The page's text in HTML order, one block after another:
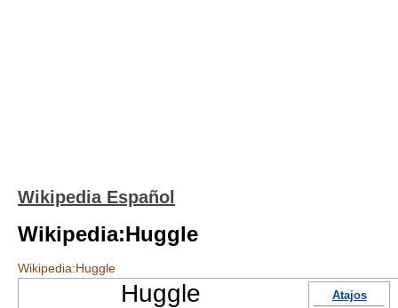
Wikipedia Español
Wikipedia:Huggle
Wikipedia:Huggle
Atajos
Huggle